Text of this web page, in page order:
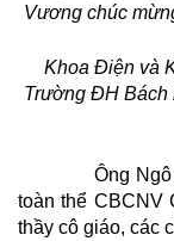
Vương chúc
Khoa Điện và
Trường ĐH Bách
Ông Ngô
toàn thể CBCNV
thầy cô giáo, các